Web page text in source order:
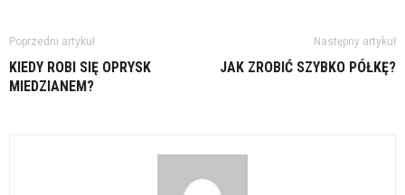
Poprzedni artykuł
KIEDY ROBI SIĘ OPRYSK
MIEDZIANEM?
Następny artykuł
JAK ZROBIĆ SZYBKO PÓŁKĘ?